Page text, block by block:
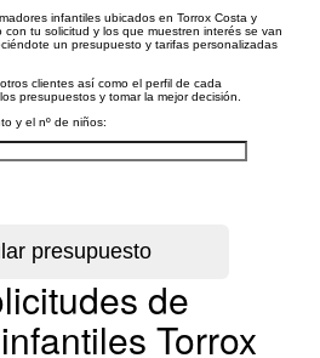
infantiles ubicados en Torrox Costa y
tu solicitud y los que muestren interés se van
un presupuesto y tarifas personalizadas
clientes así como el perfil de cada
presupuestos y tomar la mejor decisión.
y el nº de niños:
de
Torrox